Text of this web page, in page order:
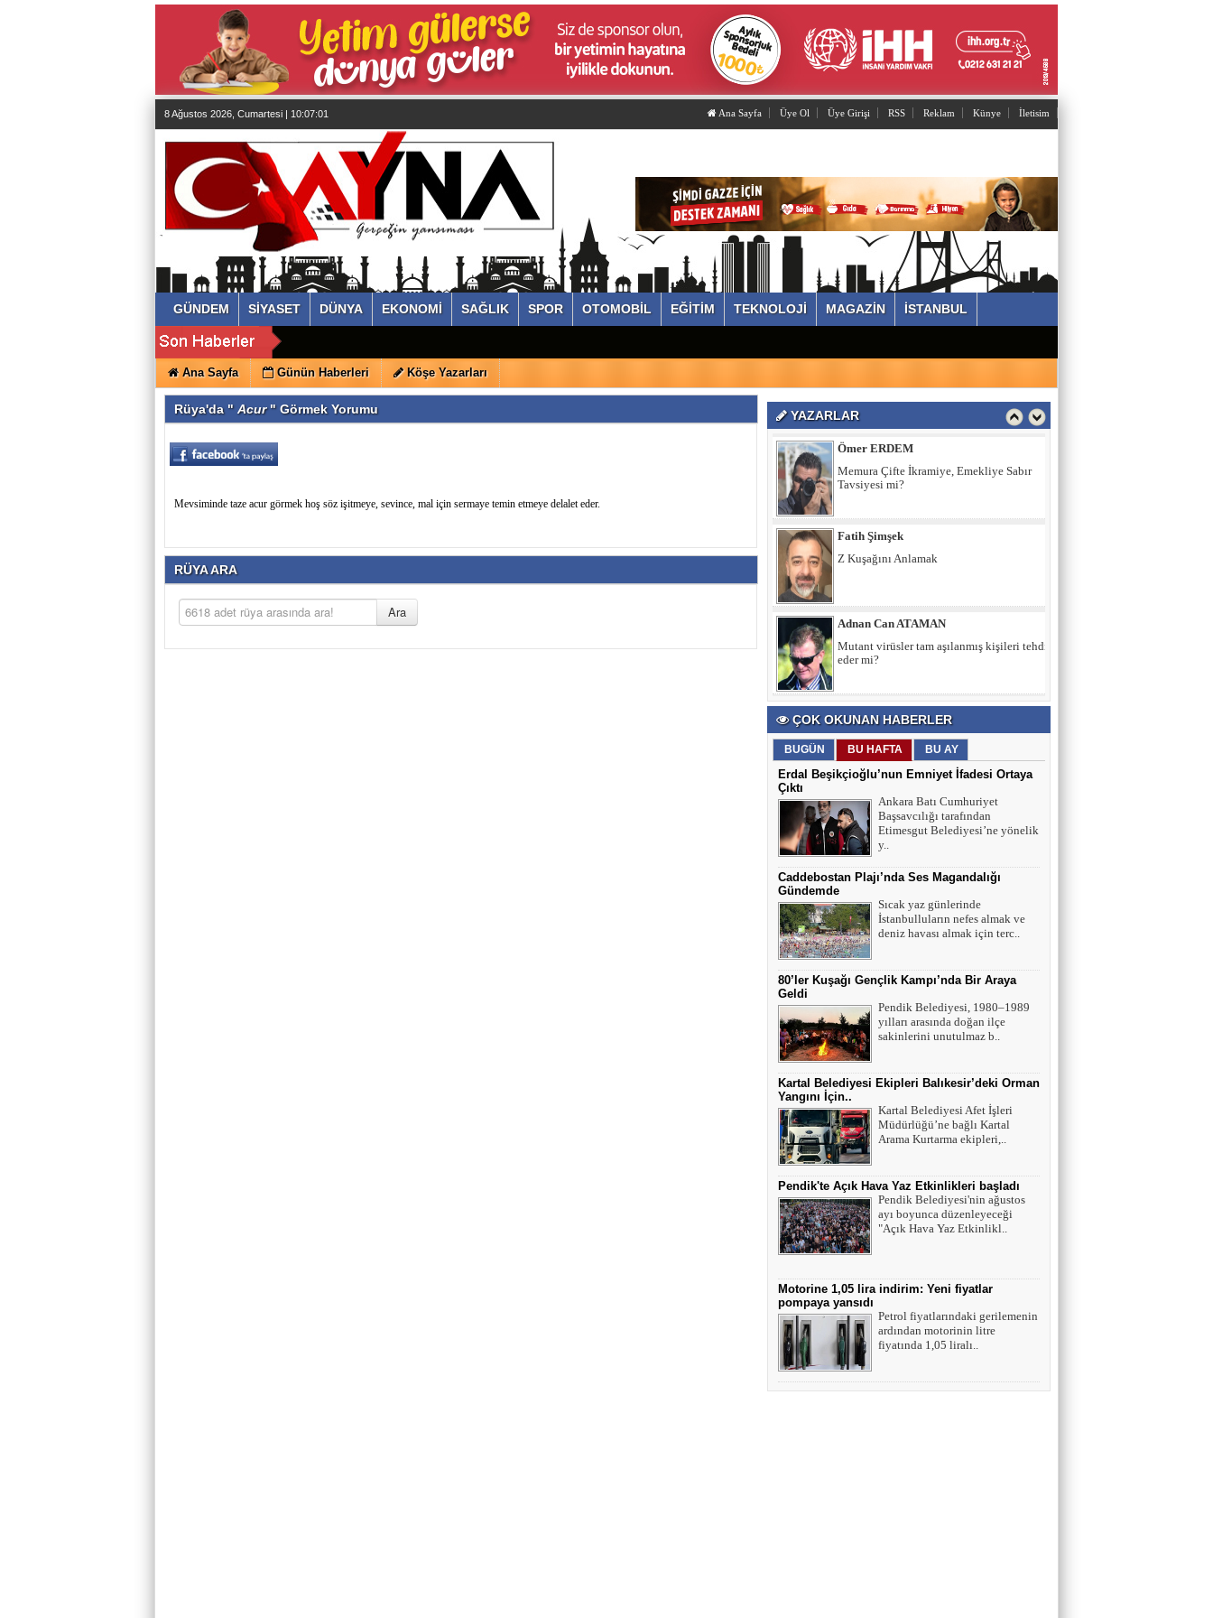
8 Ağustos 2026, Cumartesi | 10:07:01 Ana Sayfa Üye Ol Üye Girişi RSS Reklam Künye İletisim
GÜNDEM SİYASET DÜNYA EKONOMİ SAĞLIK SPOR OTOMOBİL EĞİTİM TEKNOLOJİ MAGAZİN İSTANBUL
Ana Sayfa Günün Haberleri Köşe Yazarları
Rüya'da "Acur" Görmek Yorumu
Mevsiminde taze acur görmek hoş söz işitmeye, sevince, mal için sermaye temin etmeye delalet eder.
RÜYA ARA
YAZARLAR
Adnan Can ATAMAN
eder mi?
YAŞ ve BAŞ 54
Yavuz ŞİMŞEK
Tek cümle 281 kelime...
Ömer ERDEM
Memura Çifte İkramiye, Emekliye Sabır
Tavsiyesi mi?
Z Kuşağını Anlamak
Mutant virüsler tam aşılanmış kişileri tehdit
eder mi?
YAŞ ve BAŞ 54
Yavuz ŞİMŞEK
ÇOK OKUNAN HABERLER
BUGÜN BU HAFTA BU AY
Erdal Beşikçioğlu’nun Emniyet İfadesi Ortaya
Çıktı
Ankara Batı Cumhuriyet
Başsavcılığı tarafından
Etimesgut Belediyesi’ne yönelik
y..
Caddebostan Plajı’nda Ses Magandalığı
Gündemde
Sıcak yaz günlerinde
İstanbulluların nefes almak ve
deniz havası almak için terc..
80’ler Kuşağı Gençlik Kampı’nda Bir Araya
Geldi
Pendik Belediyesi, 1980–1989
yılları arasında doğan ilçe
sakinlerini unutulmaz b..
Kartal Belediyesi Ekipleri Balıkesir’deki Orman
Yangını İçin..
Kartal Belediyesi Afet İşleri
Müdürlüğü’ne bağlı Kartal
Arama Kurtarma ekipleri,..
Pendik'te Açık Hava Yaz Etkinlikleri başladı
Pendik Belediyesi'nin ağustos
ayı boyunca düzenleyeceği
"Açık Hava Yaz Etkinlikl..
Motorine 1,05 lira indirim: Yeni fiyatlar
pompaya yansıdı
Petrol fiyatlarındaki gerilemenin
ardından motorinin litre
fiyatında 1,05 liralı..